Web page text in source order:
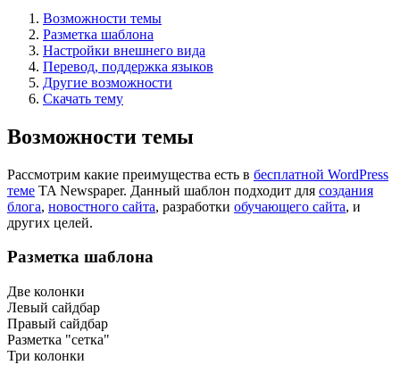
Возможности темы
Разметка шаблона
Настройки внешнего вида
Перевод, поддержка языков
Другие возможности
Скачать тему
Возможности темы
Рассмотрим какие преимущества есть в бесплатной WordPress
теме TA Newspaper. Данный шаблон подходит для создания
блога, новостного сайта, разработки обучающего сайта, и
других целей.
Разметка шаблона
Две колонки
Левый сайдбар
Правый сайдбар
Разметка "сетка"
Три колонки